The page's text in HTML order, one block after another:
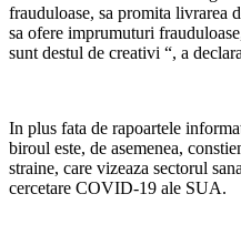
frauduloase, sa promita livrarea
sa ofere imprumuturi
sunt destul de creativi “, a
In plus fata de rapoartele
biroul este, de asemenea,
straine, care vizeaza sectorul
cercetare COVID-19 ale SUA.